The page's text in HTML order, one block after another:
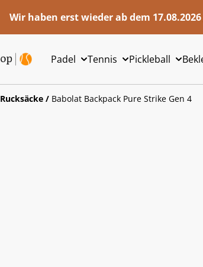
Wir haben erst wieder ab dem
Padel Tennis Pickleball
Rucksäcke / Babolat Backpack Pure Strike Gen 4